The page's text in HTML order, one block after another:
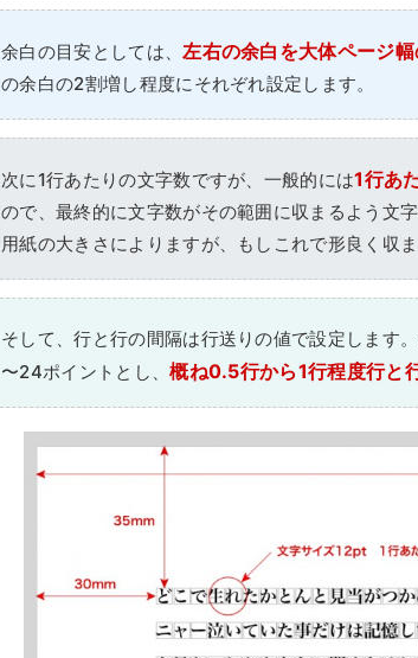
余白の目安としては、左右の余白を大体ページ
の余白の2割増し程度にそれぞれ設定します。
次に1行あたりの文字数ですが、一般的には1行あ
ので、最終的に文字数がその範囲に収まるよう文
用紙の大きさによりますが、もしこれで形良く収
そして、行と行の間隔は行送りの値で設定します
〜24ポイントとし、概ね0.5行から1行程度行と